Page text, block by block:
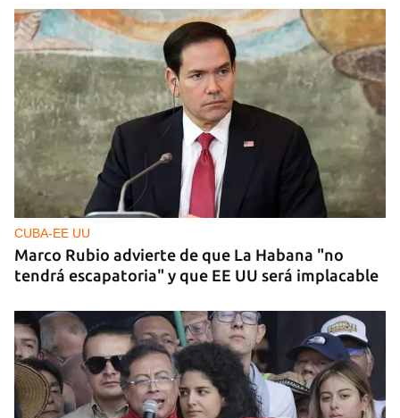
Exposiciones de artistas cubanos en Madrid
CUBA-EE UU
Marco Rubio advierte de que La Habana "no
tendrá escapatoria" y que EE UU será implacable